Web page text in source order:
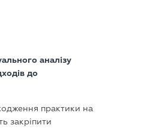
аналізу
до
практики на
закріпити